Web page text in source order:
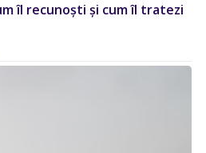
îl recunoști și cum îl tratezi